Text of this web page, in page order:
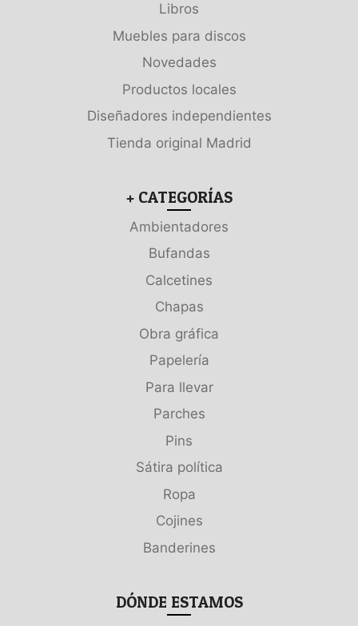
Libros
Muebles para discos
Novedades
Productos locales
Diseñadores independientes
Tienda original Madrid
+ CATEGORÍAS
Ambientadores
Bufandas
Calcetines
Chapas
Obra gráfica
Papelería
Para llevar
Parches
Pins
Sátira política
Ropa
Cojines
Banderines
DÓNDE ESTAMOS